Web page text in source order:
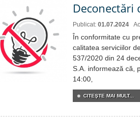
Deconectări
Publicat: 01.07.2024
În conformitate cu
calitatea serviciilor
537/2020 din 24
S.A. informează că,
14:00,
CITEŞTE MAI MULT...